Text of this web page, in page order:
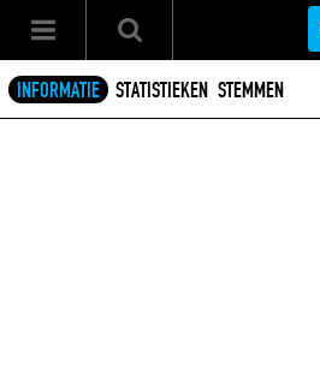
INFORMATIE STATISTIEKEN STEMMEN